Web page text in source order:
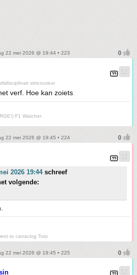
22 mei 2026 @ 19:44 • 223
simcoureur
verf. Hoe kan zoiets
F1 Watcher
22 mei 2026 @ 19:45 • 224
2026 19:44schreef
volgende:
to carracing Toto
22 mei 2026 @ 19:45 • 225